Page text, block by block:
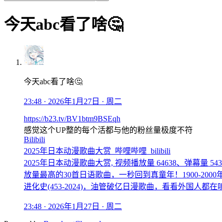
今天abc看了啥🤔
今天abc看了啥🤔
23:48 · 2026年1月27日 · 周二
https://b23.tv/BV1btm9BSEqh
感觉这个UP整的每个活都与他的粉丝量极度不符
Bilibili
2025年日本动漫歌曲大赏_哔哩哔哩_bilibili
2025年日本动漫歌曲大赏, 视频播放量 64638、弹幕量
放量最高的30首日语歌曲，一秒回到真童年！1900-
进化史(453-2024)，油管破亿日漫歌曲，看看外国人都
23:48 · 2026年1月27日 · 周二